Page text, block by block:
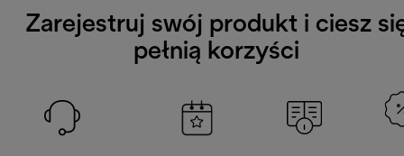
Zarejestruj swój produkt i ciesz
pełnią korzyści